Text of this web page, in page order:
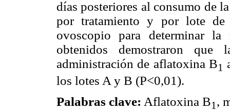
días posteriores al consumo de
por tratamiento y por lote de
ovoscopio para determinar la
obtenidos demostraron
administración de aflatoxina B1
los lotes A y B (P<0,01).
Palabras clave: Aflatoxina B1 ,